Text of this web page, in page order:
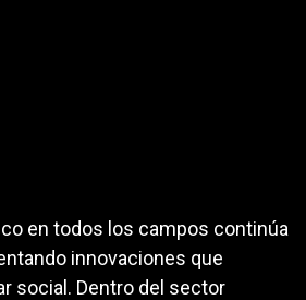
en todos los campos continúa
innovaciones que
social. Dentro del sector